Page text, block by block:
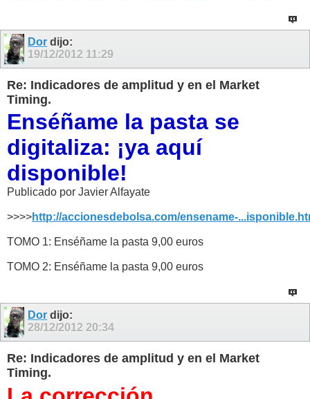
Dor dijo:
19/12/2012 11:29
Re: Indicadores de amplitud y en el Market
Timing.
Enséñame la pasta se
digitaliza: ¡ya aquí
disponible!
Publicado por Javier Alfayate
>>>>http://accionesdebolsa.com/ensename-
TOMO 1: Enséñame la pasta 9,00 euros
TOMO 2: Enséñame la pasta 9,00 euros
Dor dijo:
28/12/201220:34
Re: Indicadores de amplitud y en el Market
Timing.